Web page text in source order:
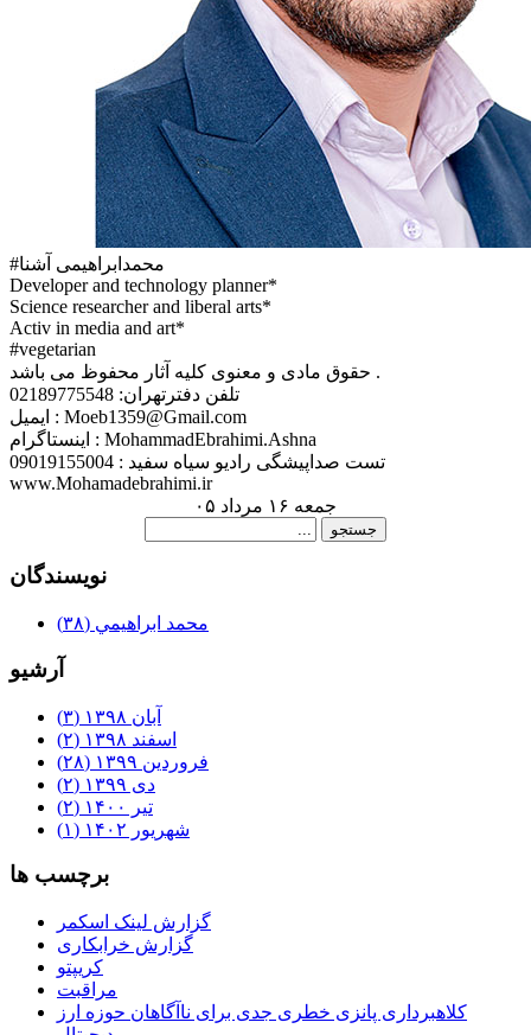
#محمدابراهیمی آشنا
Developer and technology planner*
Science researcher and liberal arts*
Activ in media and art*
#vegetarian
حقوق مادی و معنوی کلیه آثار محفوظ می باشد .
تلفن دفترتهران: 02189775548
ایمیل : Moeb1359@Gmail.com
اینستاگرام : MohammadEbrahimi.Ashna
تست صداپیشگی رادیو سیاه سفید : 09019155004
www.Mohamadebrahimi.ir
جمعه ۱۶ مرداد ۰۵
نويسندگان
محمد ابراهيمي (۳۸)
آرشيو
آبان ۱۳۹۸
(۳)
اسفند ۱۳۹۸
(۲)
فروردین ۱۳۹۹
(۲۸)
دی ۱۳۹۹
(۲)
تیر ۱۴۰۰
(۲)
شهریور ۱۴۰۲
(۱)
برچسب ها
گزارش لینک اسکمر
گزارش خرابکاری
کریپتو
مراقبت
کلاهبرداری پانزی خطری جدی برای ناآگاهان حوزه ارز